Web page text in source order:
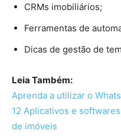
CRMs imobiliários;
Ferramentas de
Dicas de gestão de
Leia Também:
Aprenda a utilizar o
12 Aplicativos e
de imóveis